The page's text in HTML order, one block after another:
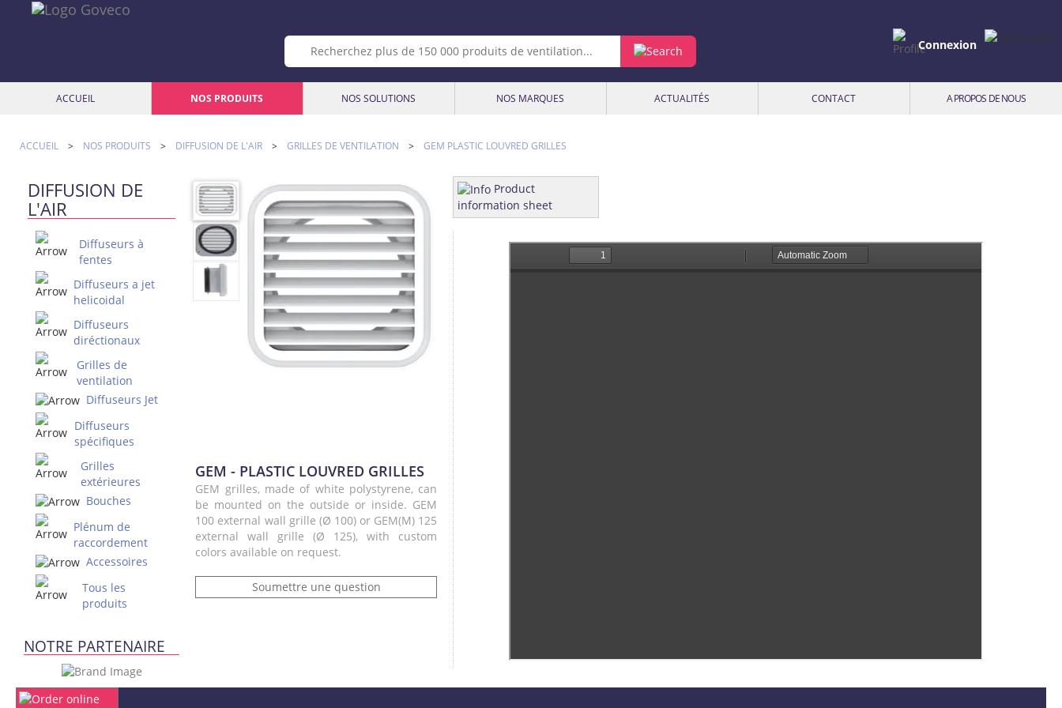
Connexion
ACCUEIL NOS PRODUITS NOS SOLUTIONS NOS MARQUES ACTUALITÉS CONTACT A PROPOS DE NOUS
ACCUEIL > NOS PRODUITS > DIFFUSION DE L'AIR > GRILLES DE VENTILATION > GEM PLASTIC LOUVRED GRILLES
DIFFUSION DE
L'AIR
Diffuseurs à
fentes
Diffuseurs a jet
helicoidal
Diffuseurs
diréctionaux
Grilles de
ventilation
Diffuseurs Jet
Diffuseurs
spécifiques
Grilles
extérieures
Bouches
Plénum de
raccordement
Accessoires
Tous les
produits
NOTRE PARTENAIRE
GEM - PLASTIC LOUVRED GRILLES
GEM grilles, made of white polystyrene, can
be mounted on the outside or inside. GEM
100 external wall grille (Ø 100) or GEM(M) 125
external wall grille (Ø 125), with custom
colors available on request.
Soumettre une question
Product
information sheet